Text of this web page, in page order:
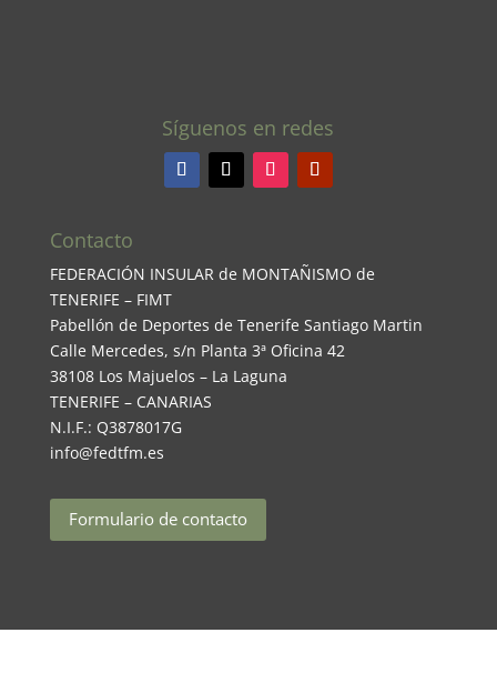
Síguenos en redes
Contacto
FEDERACIÓN INSULAR de MONTAÑISMO de
TENERIFE – FIMT
Pabellón de Deportes de Tenerife Santiago Martin
Calle Mercedes, s/n Planta 3ª Oficina 42
38108 Los Majuelos – La Laguna
TENERIFE – CANARIAS
N.I.F.: Q3878017G
info@fedtfm.es
Formulario de contacto